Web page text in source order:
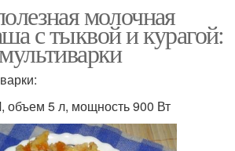
молочная
с тыквой и курагой:
объем 5 л, мощность 900 Вт